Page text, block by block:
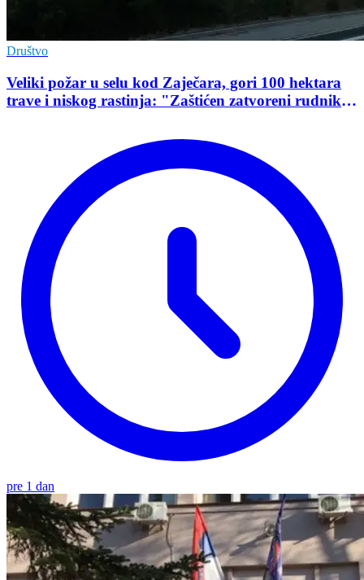
Društvo
Veliki požar u selu kod Zaječara, gori 100 hektara
trave i niskog rastinja: "Zaštićen zatvoreni rudnik
pre 1 dan